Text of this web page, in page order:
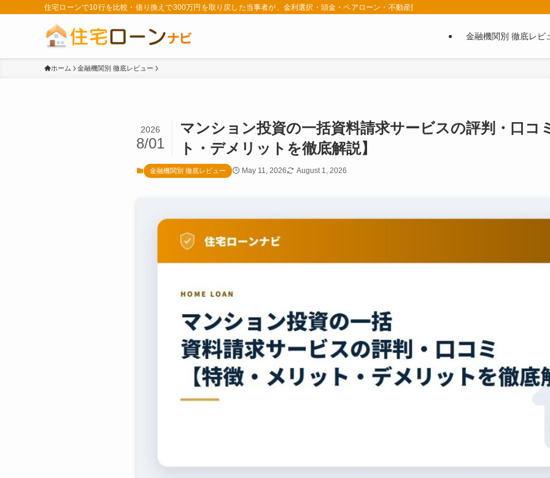
住宅ローンで10行を比較・借り換えで300万円を取り戻した当事者が、金利選択・頭金・ペアローン・不動産投資セミナーの選び方を実体験ベースで
金融機関別 徹底レビ
ホーム 金融機関別 徹底レビュー
マンション投資の一括資料請求サービスの評判・口コ
ト・デメリットを徹底解説】
2026
8/01
金融機関別 徹底レビュー May 11, 2026 August 1, 2026